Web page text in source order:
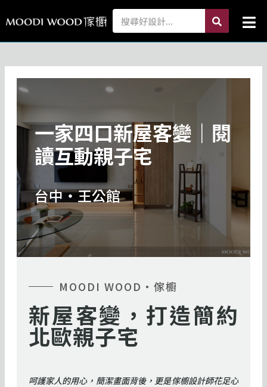
至
內
Search search
一家四口新屋客變｜閱
讀互動親子宅
台中・王公館
MOODI WOOD・傢櫥
新屋客變，打造簡約
北歐親子宅
呵護家人的用心，簡潔畫面背後，更是傢櫥設計師花足心